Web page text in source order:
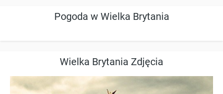
Pogoda w Wielka Brytania
Wielka Brytania Zdjęcia